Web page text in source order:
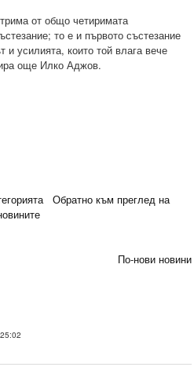
от общо четиримата
то е и първото състезание
и усилията, които той влага вече
още Илко Аджов.
Обратно към преглед на
По-нови новини